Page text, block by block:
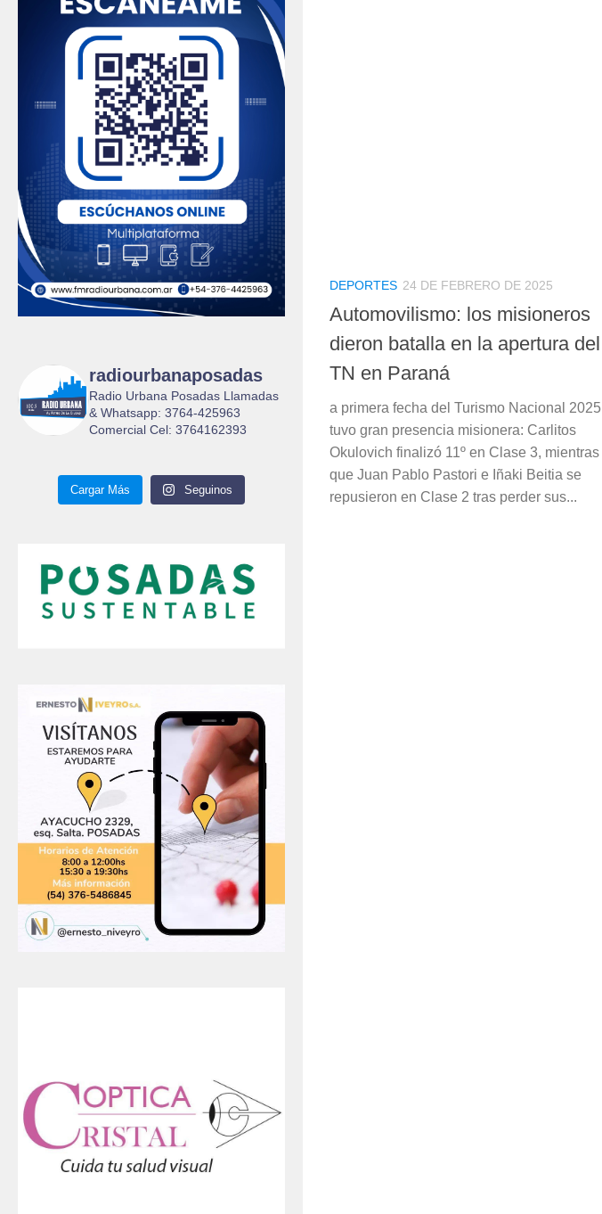
DEPORTES 24 DE FEBRERO DE 2025
Automovilismo: los misioneros
dieron batalla en la apertura del
TN en Paraná
a primera fecha del Turismo Nacional 2025
tuvo gran presencia misionera: Carlitos
Okulovich finalizó 11º en Clase 3, mientras
que Juan Pablo Pastori e Iñaki Beitia se
repusieron en Clase 2 tras perder sus...
radiourbanaposadas
Radio Urbana Posadas Llamadas
& Whatsapp: 3764-425963
Comercial Cel: 3764162393
Cargar Más Seguinos